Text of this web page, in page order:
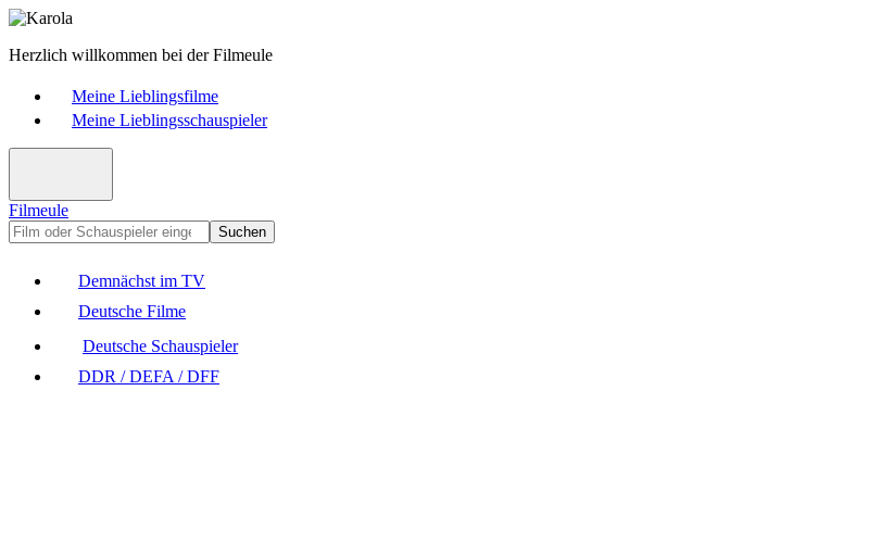
Herzlich willkommen bei der Filmeule
Meine Lieblingsfilme
Meine Lieblingsschauspieler
Filmeule
Suchen
Demnächst im TV
Deutsche Filme
Deutsche Schauspieler
DDR / DEFA / DFF